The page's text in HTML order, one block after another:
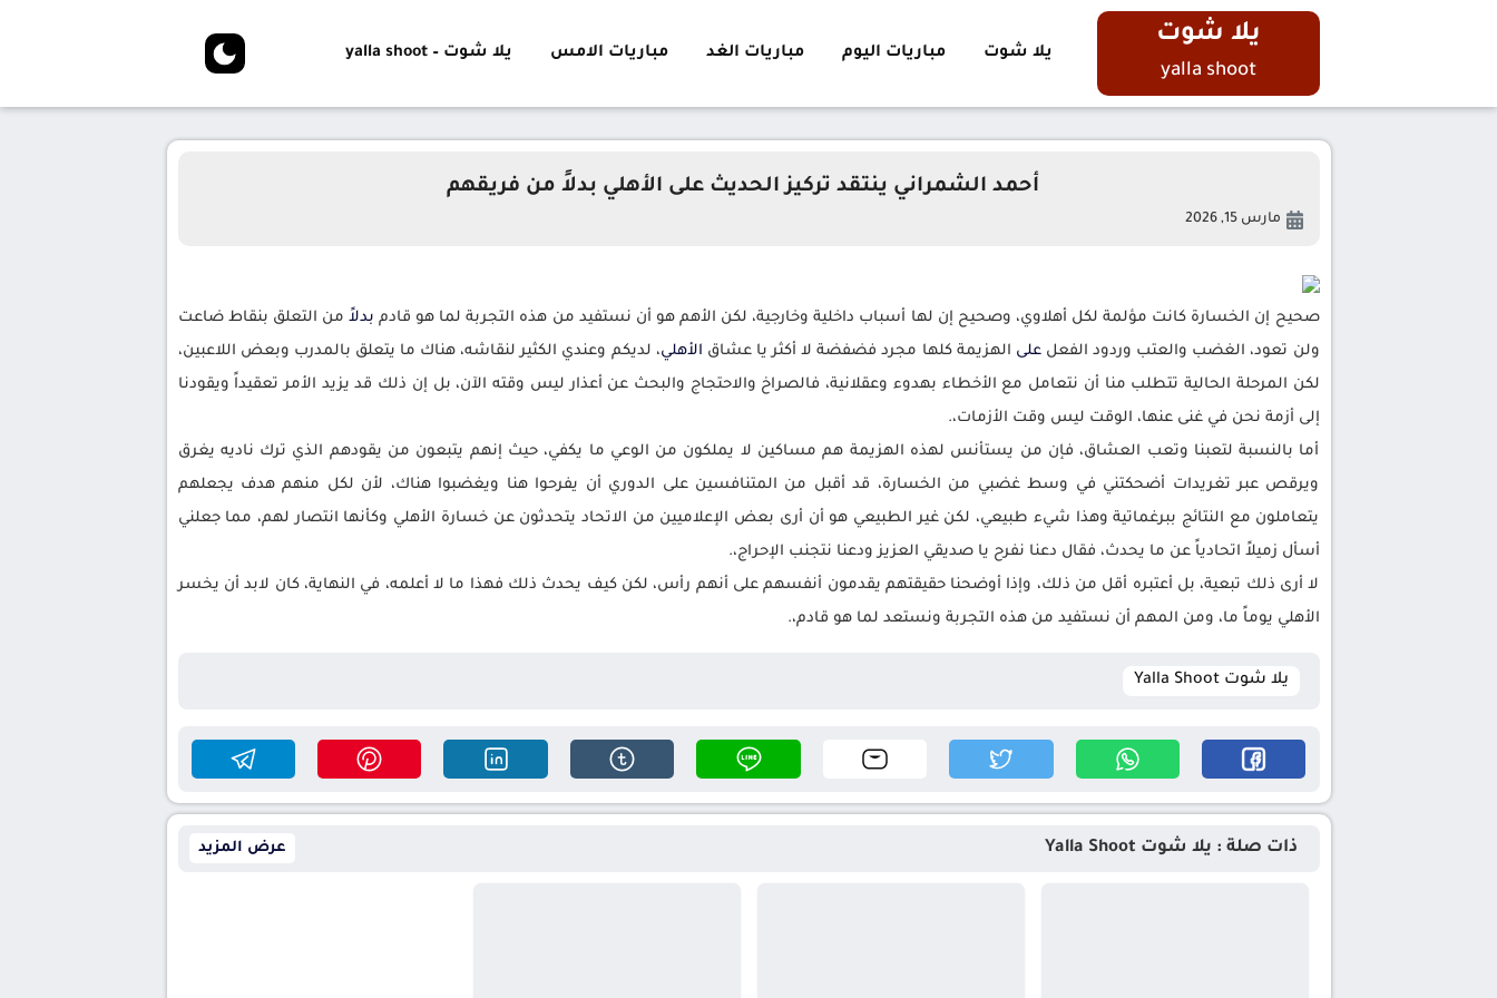
يلا شوت
yalla shoot
يلا شوت مباريات اليوم مباريات الغد مباريات الامس يلا شوت – yalla shoot
أحمد الشمراني ينتقد تركيز الحديث على الأهلي بدلاً من فريقهم
مارس 15, 2026
صحيح إن الخسارة كانت مؤلمة لكل أهلاوي، وصحيح إن لها أسباب داخلية وخارجية، لكن الأهم هو أن نستفيد من هذه التجربة لما هو قادم بدلا ً من التعلق بنقاط ضاعت
ولن تعود، الغضب والعتب وردود الفعلعلى الهزيمة كلها مجرد فضفضة لا أكثر يا عشاق الأهلي، لديكم وعندي الكثير لنقاشه، هناك ما يتعلق بالمدرب وبعض اللاعبين،
لكن المرحلة الحالية تتطلب منا أن نتعامل مع الأخطاء بهدوء وعقلانية، فالصراخ والاحتجاج والبحث عن أعذار ليس وقته الآن، بل إن ذلك قد يزيد الأمر تعقيداً ويقودنا
إلى أزمة نحن في غنى عنها، الوقت ليس وقت الأزمات،.
أما بالنسبة لتعبنا وتعب العشاق، فإن من يستأنس لهذه الهزيمة هم مساكين لا يملكون من الوعي ما يكفي، حيث إنهم يتبعون من يقودهم الذي ترك ناديه يغرق
ويرقص عبر تغريدات أضحكتني في وسط غضبي من الخسارة، قد أقبل من المتنافسين على الدوري أن يفرحوا هنا ويغضبوا هناك، لأن لكل منهم هدف يجعلهم
يتعاملون مع النتائج ببرغماتية وهذا شيء طبيعي، لكن غير الطبيعي هو أن أرى بعض الإعلاميين من الاتحاد يتحدثون عن خسارة الأهلي وكأنها انتصار لهم، مما جعلني
أسأل زميلاً اتحادياً عن ما يحدث، فقال دعنا نفرح يا صديقي العزيز ودعنا نتجنب الإحراج،.
لا أرى ذلك تبعية، بل أعتبره أقل من ذلك، وإذا أوضحنا حقيقتهم يقدمون أنفسهم على أنهم رأس، لكن كيف يحدث ذلك فهذا ما لا أعلمه، في النهاية، كان لابد أن يخسر
الأهلي يوماً ما، ومن المهم أن نستفيد من هذه التجربة ونستعد لما هو قادم،.
يلا شوت Yalla Shoot
ذات صلة : يلا شوت Yalla Shoot عرض المزيد